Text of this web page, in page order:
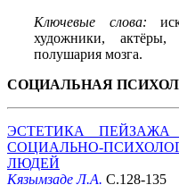
Ключевые слова:
художники,
полушария мозга.
СОЦИАЛЬНАЯ
ЭСТЕТИКА
СОЦИАЛЬНО-
ЛЮДЕЙ
Кязымзаде Л.А. С.128-135